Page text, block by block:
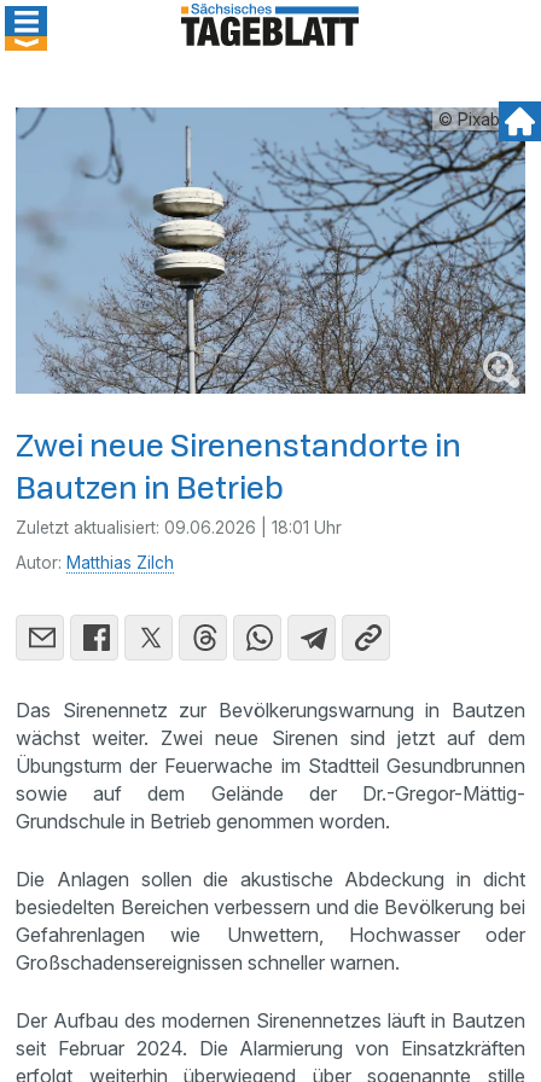
© Pixabay
Zwei neue Sirenenstandorte in
Bautzen in Betrieb
Zuletzt aktualisiert:09.06.2026 | 18:01 Uhr
Autor: Matthias Zilch
Das Sirenennetz zur Bevölkerungswarnung in Bautzen
wächst weiter. Zwei neue Sirenen sind jetzt auf dem
Übungsturm der Feuerwache im Stadtteil Gesundbrunnen
sowie auf dem Gelände der Dr.-Gregor-Mättig-
Grundschule in Betrieb genommen worden.
Die Anlagen sollen die akustische Abdeckung in dicht
besiedelten Bereichen verbessern und die Bevölkerung bei
Gefahrenlagen wie Unwettern, Hochwasser oder
Großschadensereignissen schneller warnen.
Der Aufbau des modernen Sirenennetzes läuft in Bautzen
seit Februar 2024. Die Alarmierung von Einsatzkräften
erfolgt weiterhin überwiegend über sogenannte stille